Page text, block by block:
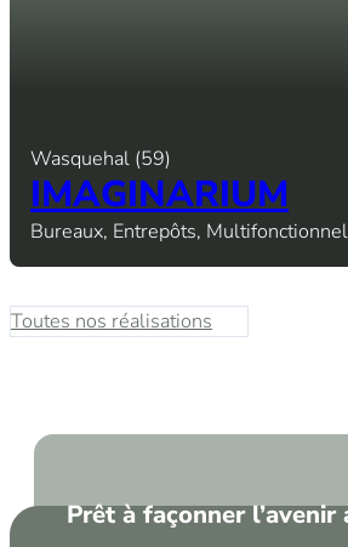
Wasquehal (59)
IMAGINARIUM
Bureaux, Entrepôts,
Toutes nos réalisations
Prêt à façonner l’avenir